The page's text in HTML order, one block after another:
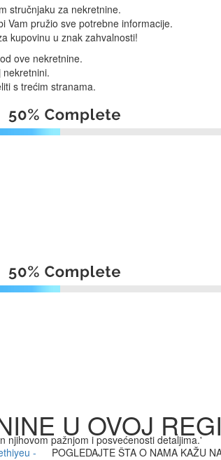
stručnjaku za nekretnine.
Vam pružio sve potrebne informacije.
kupovinu u znak zahvalnosti!
ove nekretnine.
nekretnini.
s trećim stranama.
njihovom pažnjom i posvećenosti detaljima.'
U OVOJ
POGLEDAJTE ŠTA O NAMA KAŽU